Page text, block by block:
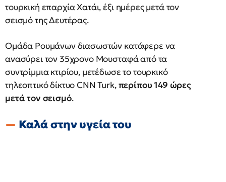
τουρκική επαρχία Χατάι, έξι ημέρες μετά τον
σεισμό της Δευτέρας.
Ομάδα Ρουμάνων διασωστών κατάφερε να
ανασύρει τον 35χρονο Μουσταφά από τα
συντρίμμια κτιρίου, μετέδωσε το τουρκικό
τηλεοπτικό δίκτυο CNN Turk,περίπου 149 ώρες
μετά τον σεισμό.
Καλά στην υγεία του